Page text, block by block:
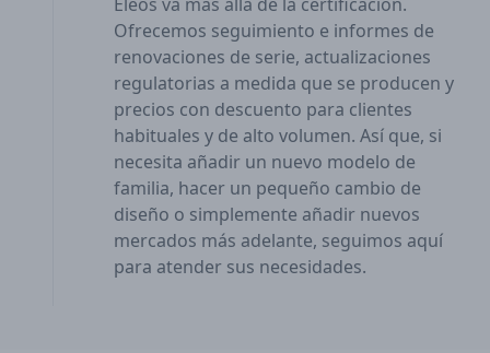
Ofrecemos seguimiento e informes de
renovaciones de serie, actualizaciones
regulatorias a medida que se producen y
precios con descuento para clientes
habituales y de alto volumen. Así que, si
necesita añadir un nuevo modelo de
familia, hacer un pequeño cambio de
diseño o simplemente añadir nuevos
mercados más adelante, seguimos aquí
para atender sus necesidades.